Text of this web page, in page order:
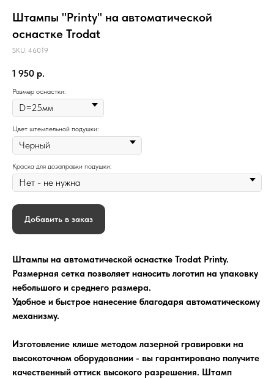
Штампы "Printy" на автоматической
оснастке Trodat
SKU: 46019
1 950 р.
Размер оснастки:
Цвет штемпельной подушки:
Краска для дозаправки подушки:
Добавить в заказ
Штампы на автоматической оснастке Trodat Printy.
Размерная сетка позволяет наносить логотип на упаковку
небольшого и среднего размера.
Удобное и быстрое нанесение благодаря автоматическому
механизму.
Изготовление клише методом лазерной гравировки на
высокоточном оборудовании - вы гарантировано получите
качественный оттиск высокого разрешения. Штамп